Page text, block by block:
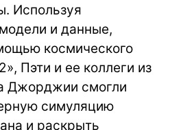
Используя
и данные,
космического
Пэти и ее коллеги из
Джорджии смогли
симуляцию
и раскрыть